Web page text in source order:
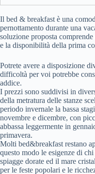
Il bed & breakfast è una
pernottamento durante una
soluzione proposta
e la disponibilità della prima
Potrete avere a disposizione
difficoltà per voi potrebbe
addice.
I prezzi sono suddivisi in
della metratura delle stanze
periodo invernale la bassa
novembre e dicembre, con
abbassa leggermente in
primavera.
Molti bed&breakfast restano
questo modo le esigenze di
spiagge dorate ed il mare
per le feste popolari e le